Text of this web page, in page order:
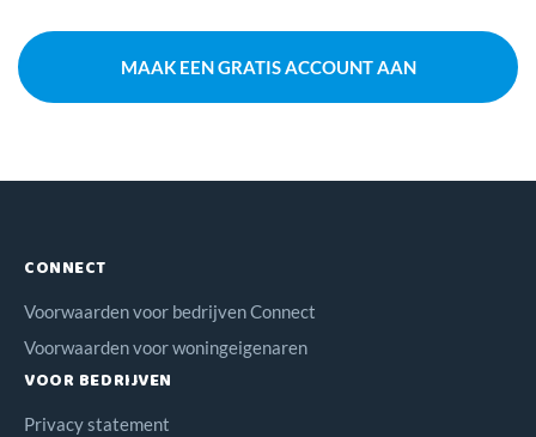
MAAK EEN GRATIS ACCOUNT AAN
CONNECT
Voorwaarden voor bedrijven Connect
Voorwaarden voor woningeigenaren
VOOR BEDRIJVEN
Privacy statement